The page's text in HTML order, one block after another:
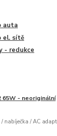
auta
el. sítě
- redukce
65W - neoriginální
nabíječka / AC